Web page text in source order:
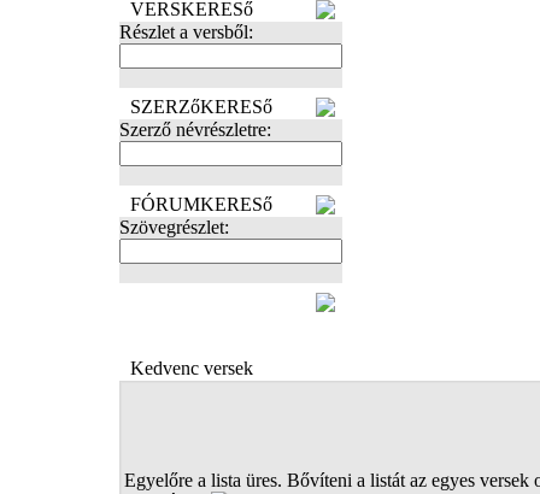
VERSKERESő
Részlet a versből:
SZERZőKERESő
Szerző névrészletre:
FÓRUMKERESő
Szövegrészlet:
Kedvenc versek
Egyelőre a lista üres. Bővíteni a listát az egyes versek